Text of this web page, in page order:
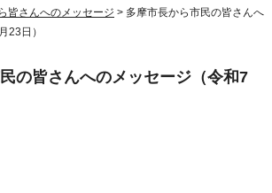
皆さんへのメッセージ > 多摩市長から市民の皆さんへ
23日）
の皆さんへのメッセージ（令和7